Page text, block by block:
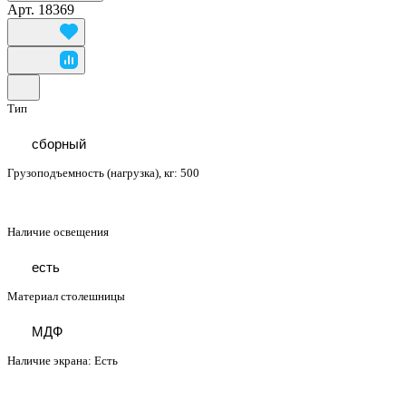
Арт. 18369
Тип
сборный
Грузоподъемность (нагрузка), кг: 500
Наличие освещения
есть
Материал столешницы
МДФ
Наличие экрана: Есть